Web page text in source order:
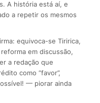
A história está aí, e
a repetir os mesmos
equivoca-se Tiririca,
em discussão,
a redação que
como “favor”,
— piorar ainda